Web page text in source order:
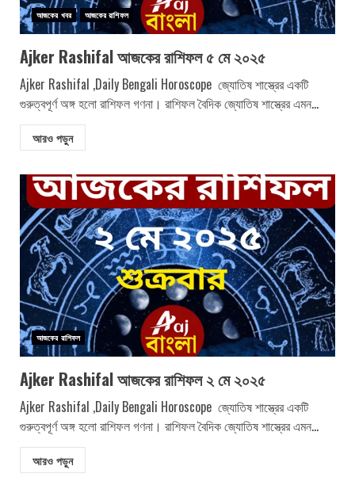
আজকের খবর আজকের রাশিফল
Ajker Rashifal আজকের রাশিফল ৫ মে ২০২৫
Ajker Rashifal ,Daily Bengali Horoscope জ্যোতিষ শাস্ত্রের একটি
গুরুত্বপূর্ণ অঙ্গ হলো রাশিফল গণনা। রাশিফল বৈদিক জ্যোতিষ শাস্ত্রের এমন...
আরও পড়ুন
আজকের রাশিফল
Ajker Rashifal আজকের রাশিফল ২ মে ২০২৫
Ajker Rashifal ,Daily Bengali Horoscope জ্যোতিষ শাস্ত্রের একটি
গুরুত্বপূর্ণ অঙ্গ হলো রাশিফল গণনা। রাশিফল বৈদিক জ্যোতিষ শাস্ত্রের এমন...
আরও পড়ুন